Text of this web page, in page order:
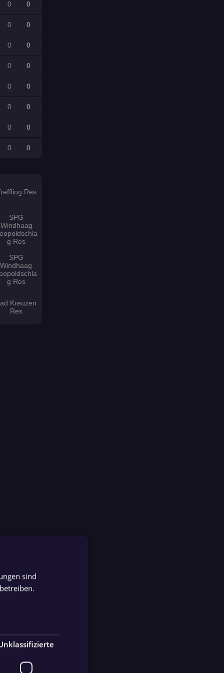
0 0
0 0
0 0
0 0
0 0
0 0
0 0
0 0
Res
SPG
Windhaag
g Res
SPG
Windhaag
g Res
Kreuzen
Res
sind